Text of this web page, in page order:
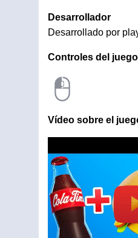
Desarrollador
Desarrollado por
Controles del juego
Vídeo sobre el